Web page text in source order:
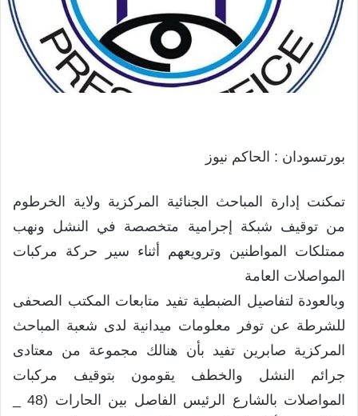
بورتسودان : الحاكم نيوز
تمكنت إدارة المباحث الجنائية المركزية ولاية الخرطوم
من توقيف شبكة إجرامية متخصصة في النشل ونهب
ممتلكات المواطنين وترويعهم أثناء سير حركة مركبات
المواصلات العامة
وبالعودة لتفاصيل الضبطية تفيد متابعات المكتب الصحفى
للشرطة عن توفر معلومات ميدانية لدى شعبة المباحث
المركزية صابرين تفيد بأن هنالك مجموعة من معتادى
جرائم النشل والخطف يقومون بتوقيف مركبات
المواصلات بالشارع الرئيس الفاصل بين الحارات (48 _